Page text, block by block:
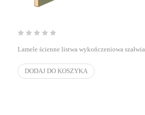
Lamele ścienne listwa wykończeniowa szałwia
DODAJ DO KOSZYKA